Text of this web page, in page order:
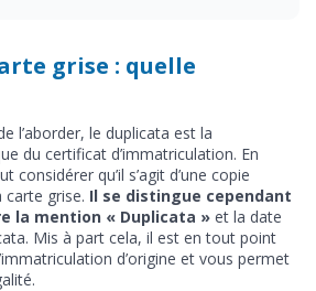
grise : quelle
l’aborder, le duplicata est la
du certificat d’immatriculation. En
considérer qu’il s’agit d’une copie
grise. Il se distingue cependant
la mention « Duplicata » et la date
Mis à part cela, il est en tout point
d’origine et vous permet